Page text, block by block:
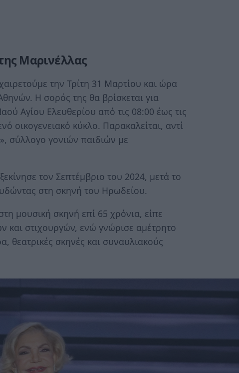
Μαρινέλλας
την Τρίτη 31 Μαρτίου και ώρα
Η σορός της θα βρίσκεται για
Αγίου Ελευθερίου από τις 08:00 έως τις
οικογενειακό κύκλο. Παρακαλείται, αντί
σύλλογο γονιών παιδιών με
τον Σεπτέμβριο του 2024, μετά το
στη σκηνή του Ηρωδείου.
μουσική σκηνή επί 65 χρόνια, είπε
και στιχουργών, ενώ γνώρισε αμέτρητο
θεατρικές σκηνές και συναυλιακούς